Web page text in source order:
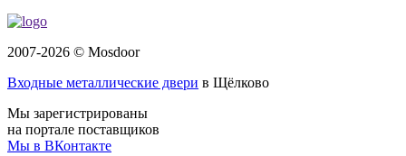
2007-2026 © Mosdoor
Входные металлические двери в Щёлково
Мы зарегистрированы
на портале поставщиков
Мы в ВКонтакте